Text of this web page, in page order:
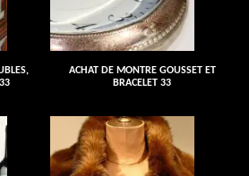
ACHAT DE MONTRE GOUSSET ET
BRACELET 33